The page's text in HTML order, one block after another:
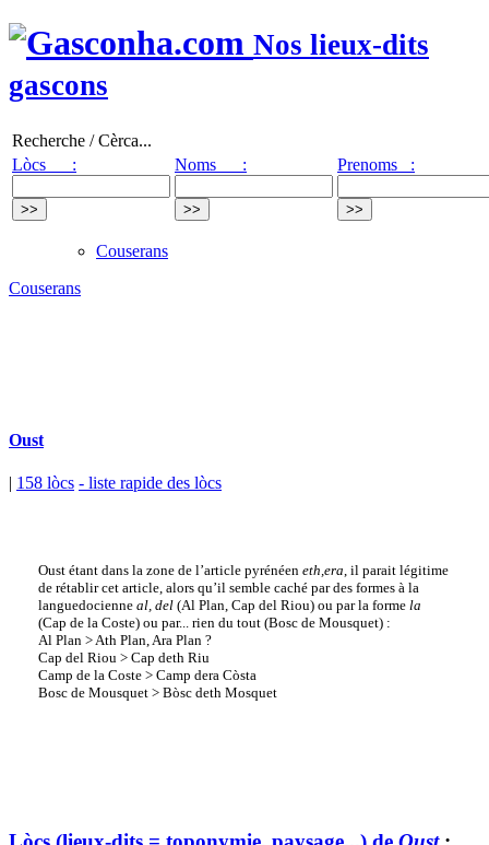
Nos lieux-dits
gascons
Recherche / Cèrca...
Lòcs :
Noms : Prenoms :
Couserans
Couserans
Oust
| 158 lòcs - liste rapide des lòcs
Oust étant dans la zone de l’article pyrénéen eth,era, il parait légitime
de rétablir cet article, alors qu’il semble caché par des formes à la
languedocienne al, del(Al Plan, Cap del Riou) ou par la forme la
(Cap de la Coste) ou par... rien du tout (Bosc de Mousquet) :
Al Plan > Ath Plan, Ara Plan ?
Cap del Riou > Cap deth Riu
Camp de la Coste > Camp dera Còsta
Bosc de Mousquet > Bòsc deth Mosquet